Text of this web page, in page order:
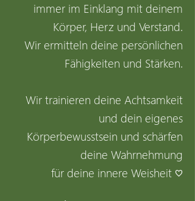
immer im Einklang mit deinem
Körper, Herz und Verstand.
Wir ermitteln deine persönlichen
Fähigkeiten und Stärken.
Wir trainieren deine Achtsamkeit
und dein eigenes
Körperbewusstsein und schärfen
deine Wahrnehmung
für deine innere Weisheit ♡